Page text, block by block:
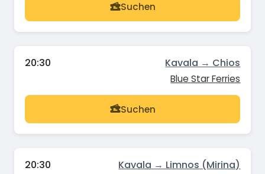
Suchen
20:30 Kavala → Chios
Blue Star Ferries
Suchen
20:30 Kavala → Limnos (Mirina)